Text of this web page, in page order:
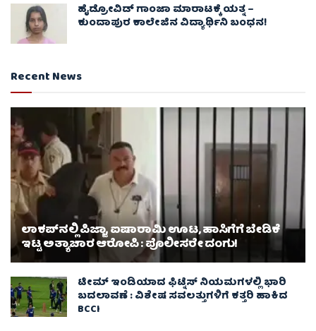
ಹೈಡ್ರೋವಿಡ್ ಗಾಂಜಾ ಮಾರಾಟಕ್ಕೆ ಯತ್ನ –
ಕುಂದಾಪುರ ಕಾಲೇಜಿನ ವಿದ್ಯಾರ್ಥಿನಿ ಬಂಧನ!
Recent News
ಲಾಕಪ್‌ನಲ್ಲಿ ಪಿಜ್ಜಾ, ಐಷಾರಾಮಿ ಊಟ, ಹಾಸಿಗೆಗೆ ಬೇಡಿಕೆ
ಇಟ್ಟ ಅತ್ಯಾಚಾರ ಆರೋಪಿ : ಪೊಲೀಸರೇ ದಂಗು!
ಟೀಮ್ ಇಂಡಿಯಾದ ಫಿಟ್ನೆಸ್ ನಿಯಮಗಳಲ್ಲಿ ಭಾರಿ
ಬದಲಾವಣೆ : ವಿಶೇಷ ಸವಲತ್ತುಗಳಿಗೆ ಕತ್ತರಿ ಹಾಕಿದ
BCCI